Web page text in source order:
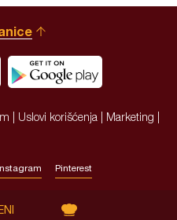
| Uslovi korišćenja Marketing
Pinterest